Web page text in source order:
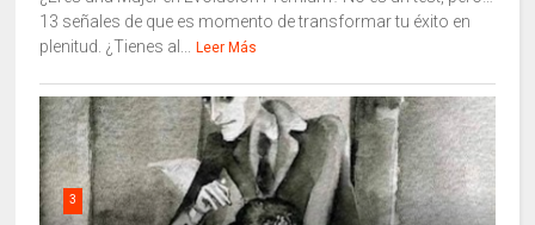
13 señales de que es momento de transformar tu éxito en
plenitud. ¿Tienes al...
Leer Más
3